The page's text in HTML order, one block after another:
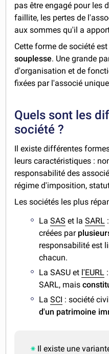
pas être engagé pour les
faillite, les pertes de
aux sommes qu'il a
Cette forme de société
souplesse. Une grande
d'organisation et de
fixées par l'associé
Quels sont les
société ?
Il existe différentes
leurs caractéristiques :
responsabilité des
régime d'imposition,
Les sociétés les plus
LaSAS et laSARL
créées par
responsabilité est
chacun.
La SASU et l'EURL
SARL, mais
LaSCI : société
d'un patrimoine
Il existe une